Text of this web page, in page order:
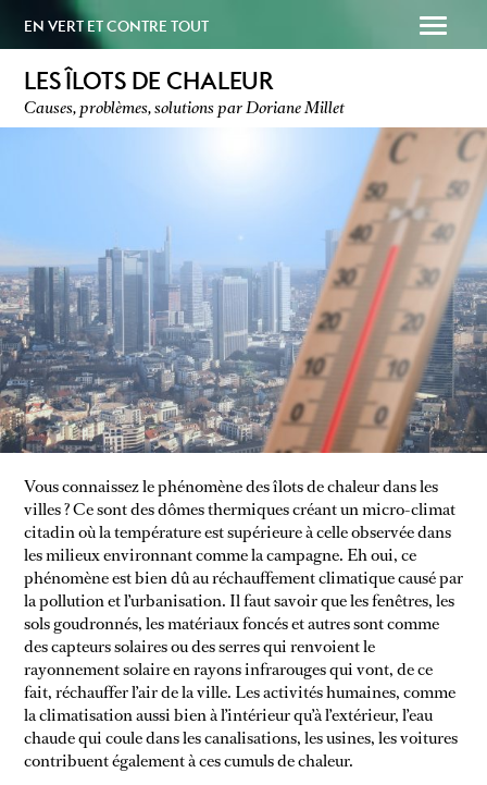
EN VERT ET CONTRE TOUT
SOUTENEZ-NOUS PAPAILLE
NEWSSSSSS
DÉFI SANS
SUPERMARCHÉ
LES ÎLOTS DE CHALEUR
Causes, problèmes, solutions par Doriane Millet
Vous connaissez le phénomène des îlots de chaleur dans les
villes ? Ce sont des dômes thermiques créant un micro-climat
citadin où la température est supérieure à celle observée dans
les milieux environnant comme la campagne. Eh oui, ce
phénomène est bien dû au réchauffement climatique causé par
la pollution et l’urbanisation. Il faut savoir que les fenêtres, les
sols goudronnés, les matériaux foncés et autres sont comme
des capteurs solaires ou des serres qui renvoient le
rayonnement solaire en rayons infrarouges qui vont, de ce
fait, réchauffer l’air de la ville. Les activités humaines, comme
la climatisation aussi bien à l’intérieur qu’à l’extérieur, l’eau
chaude qui coule dans les canalisations, les usines, les voitures
contribuent également à ces cumuls de chaleur.